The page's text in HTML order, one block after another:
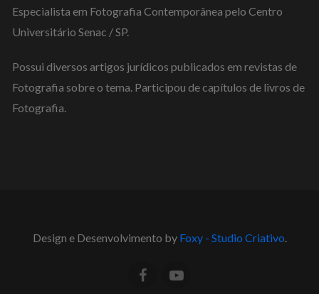
Especialista em Fotografia Contemporânea pelo Centro
Universitário Senac / SP.
Possui diversos artigos jurídicos publicados em revistas de
Fotografia sobre o tema. Participou de capítulos de livros de
Fotografia.
Design e Desenvolvimento by Foxy - Studio Criativo.